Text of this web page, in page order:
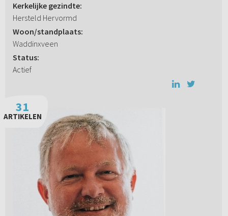
Kerkelijke gezindte:
Hersteld Hervormd
Woon/standplaats:
Waddinxveen
Status:
Actief
31
ARTIKELEN